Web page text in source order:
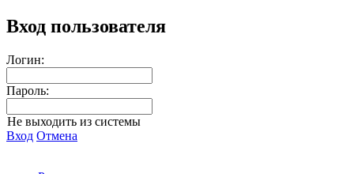
Вход пользователя
Логин:
Пароль:
Не выходить из системы
Вход Отмена